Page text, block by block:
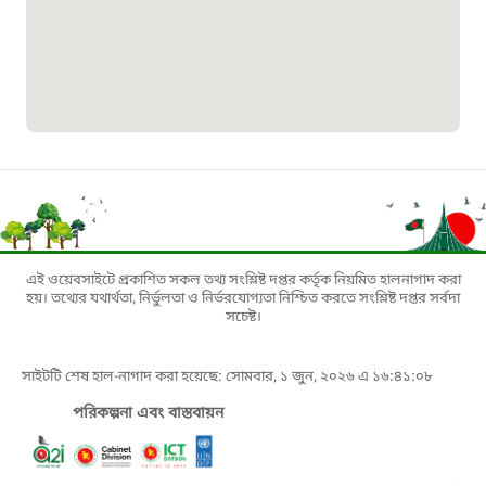
১৬৪৪৫
পাসপোর্ট বাতায়ন হটলাইন
১৬১৭১
১৬১৩৫
প্রবাসী কল সেন্টার
এই ওয়েবসাইটে প্রকাশিত সকল তথ্য সংশ্লিষ্ট দপ্তর কর্তৃক নিয়মিত হালনাগাদ করা
হয়। তথ্যের যথার্থতা, নির্ভুলতা ও নির্ভরযোগ্যতা নিশ্চিত করতে সংশ্লিষ্ট দপ্তর সর্বদা
সচেষ্ট।
সাইটটি শেষ হাল-নাগাদ করা হয়েছে: সোমবার, ১ জুন, ২০২৬ এ ১৬:৪১:০৮
পরিকল্পনা এবং বাস্তবায়ন